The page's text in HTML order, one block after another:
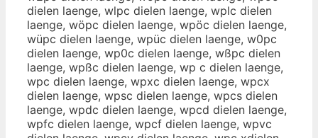
dielen laenge, wlpc dielen laenge, wplc dielen
laenge, wöpc dielen laenge, wpöc dielen laenge,
wüpc dielen laenge, wpüc dielen laenge, w0pc
dielen laenge, wp0c dielen laenge, wßpc dielen
laenge, wpßc dielen laenge, wp c dielen laenge,
wpc dielen laenge, wpxc dielen laenge, wpcx
dielen laenge, wpsc dielen laenge, wpcs dielen
laenge, wpdc dielen laenge, wpcd dielen laenge,
wpfc dielen laenge, wpcf dielen laenge, wpvc